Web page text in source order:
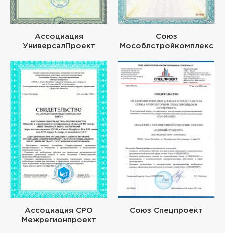
Ассоциация
УниверсалПроект
Союз
Мособлстройкомплекс
Ассоциация СРО
Межрегионпроект
Союз Спецпроект